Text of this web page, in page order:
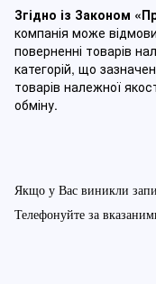
Згідно із Законом
компанія може
поверненні товарів
категорій, що
товарів належної
обміну.
Якщо у Вас виникли
Телефонуйте за